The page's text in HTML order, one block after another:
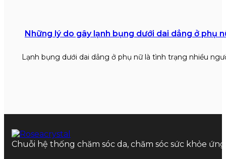
Những lý do gây lạnh bụng dưới dai dẳng ở phụ
Lạnh bụng dưới dai dẳng ở phụ nữ là tình trạng nhiều
Chuỗi hệ thống chăm sóc da, chăm sóc sức khỏe